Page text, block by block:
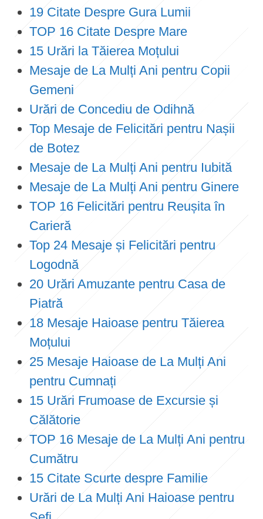
19 Citate Despre Gura Lumii
TOP 16 Citate Despre Mare
15 Urări la Tăierea Moțului
Mesaje de La Mulți Ani pentru Copii
Gemeni
Urări de Concediu de Odihnă
Top Mesaje de Felicitări pentru Nașii
de Botez
Mesaje de La Mulți Ani pentru Iubită
Mesaje de La Mulți Ani pentru Ginere
TOP 16 Felicitări pentru Reușita în
Carieră
Top 24 Mesaje și Felicitări pentru
Logodnă
20 Urări Amuzante pentru Casa de
Piatră
18 Mesaje Haioase pentru Tăierea
Moțului
25 Mesaje Haioase de La Mulți Ani
pentru Cumnați
15 Urări Frumoase de Excursie și
Călătorie
TOP 16 Mesaje de La Mulți Ani pentru
Cumătru
15 Citate Scurte despre Familie
Urări de La Mulți Ani Haioase pentru